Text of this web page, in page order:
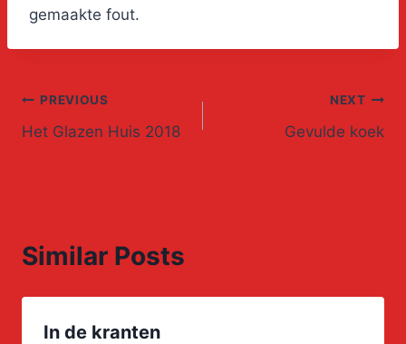
gemaakte fout.
Post
navigation
PREVIOUS
Het Glazen Huis 2018
NEXT
Gevulde koek
Similar Posts
In de kranten